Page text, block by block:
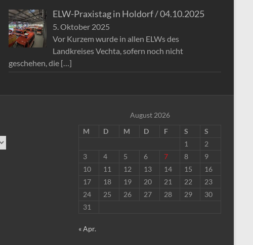
ELW-Praxistag in Holdorf / 04.10.2025
5. Oktober 2025
Vor Kurzem wurde in allen ELWs des
Landkreises Vechta, sofern noch nicht
geschehen, die […]
August 2026
M
D M D F S
S
1
2
3
4 5 6 7 8
9
10
11 12 13 14 15
16
17
18 19 20 21 22
23
24
25 26 27 28 29
30
31
« Apr.